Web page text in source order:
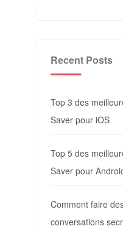
Recent Posts
Top 3 des
Saver pour iOS
Top 5 des
Saver pour
Comment faire
conversations